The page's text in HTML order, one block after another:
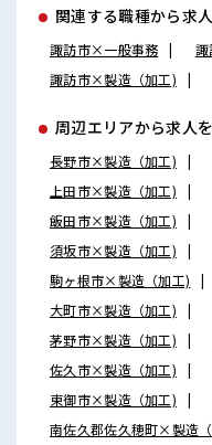
関連する職種から求
諏訪市×一般事務
諏
諏訪市×製造（加工)
周辺エリアから求人
長野市×製造（加工)
上田市×製造（加工)
飯田市×製造（加工)
須坂市×製造（加工)
駒ヶ根市×製造（加工)
大町市×製造（加工)
茅野市×製造（加工)
佐久市×製造（加工)
東御市×製造（加工)
南佐久郡佐久穂町×製造